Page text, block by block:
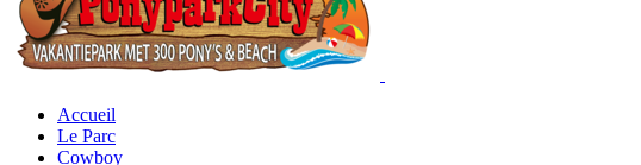
Accueil
Le Parc
Cowboy